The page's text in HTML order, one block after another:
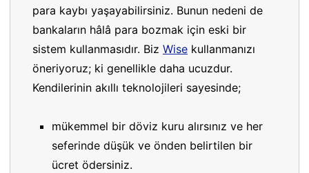
para kaybı yaşayabilirsiniz. Bunun nedeni de
bankaların hâlâ para bozmak için eski bir
sistem kullanmasıdır. Biz Wise kullanmanızı
öneriyoruz; ki genellikle daha ucuzdur.
Kendilerinin akıllı teknolojileri sayesinde;
mükemmel bir döviz kuru alırsınız ve her
seferinde düşük ve önden belirtilen bir
ücret ödersiniz.